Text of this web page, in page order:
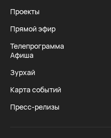
Проекты
Прямой эфир
Телепрограмма
Афиша
Зурхай
Карта событий
Пресс-релизы